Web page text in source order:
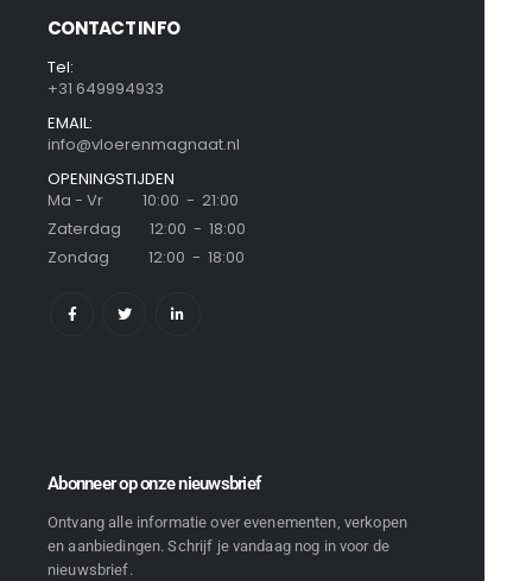
CONTACT INFO
Tel:
+31 649994933
EMAIL:
info@vloerenmagnaat.nl
OPENINGSTIJDEN
Ma - Vr 10:00 - 21:00
Zaterdag 12:00 - 18:00
Zondag 12:00 - 18:00
Abonneer op onze nieuwsbrief
Ontvang alle informatie over evenementen, verkopen
en aanbiedingen. Schrijf je vandaag nog in voor de
nieuwsbrief.